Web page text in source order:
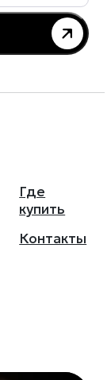
Где
купить
Контакты